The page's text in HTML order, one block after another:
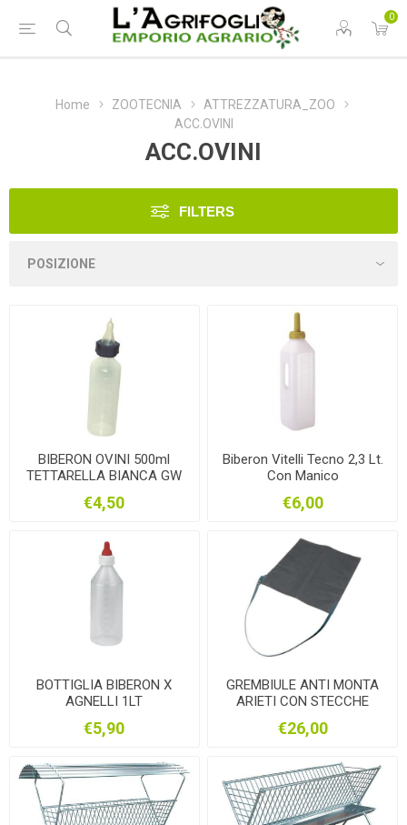
0
Home ZOOTECNIA
ATTREZZATURA_ZOO
ACC.OVINI
ACC.OVINI
FILTERS
BIBERON OVINI 500ml
TETTARELLA BIANCA GW
€4,50
Biberon Vitelli Tecno 2,3 Lt.
Con Manico
€6,00
BOTTIGLIA BIBERON X
AGNELLI 1LT
€5,90
GREMBIULE ANTI MONTA
ARIETI CON STECCHE
€26,00